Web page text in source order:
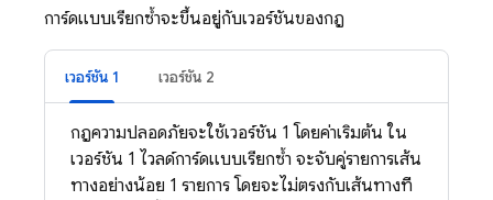
การ์ดแบบเรียกซ้ำจะขึ้นอยู่กับเวอร์ชันของกฎ
เวอร์ชัน 1 เวอร์ชัน 2
กฎความปลอดภัยจะใช้เวอร์ชัน 1 โดยค่าเริ่มต้น ใน
เวอร์ชัน 1 ไวลด์การ์ดแบบเรียกซ้ำ จะจับคู่รายการเส้น
ทางอย่างน้อย 1 รายการ โดยจะไม่ตรงกับเส้นทางที่